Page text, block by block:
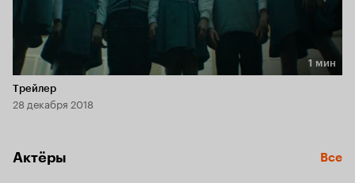
Длительность 1 мин
1 мин
Трейлер
28 декабря 2018
Актёры Все